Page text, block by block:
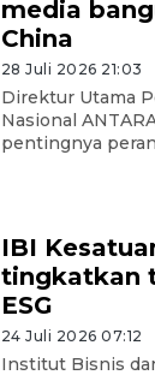
media
China
28 Juli 2026 21:03
Direktur Utama
Nasional
pentingnya
IBI
tingkatkan
ESG
24 Juli 2026 07:12
Institut Bisnis